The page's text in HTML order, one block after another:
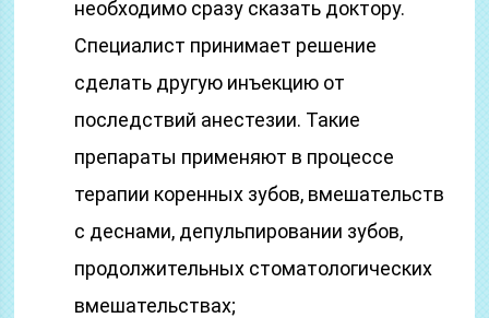
необходимо сразу сказать доктору.
Специалист принимает решение
сделать другую инъекцию от
последствий анестезии. Такие
препараты применяют в процессе
терапии коренных зубов, вмешательств
с деснами, депульпировании зубов,
продолжительных стоматологических
вмешательствах;